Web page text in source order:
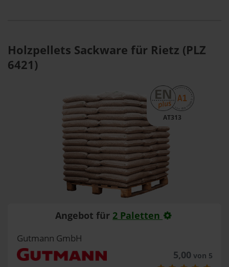
Holzpellets Sackware für Rietz (PLZ
6421)
AT313
Angebot für 2 Paletten
Gutmann GmbH
5,00 von 5